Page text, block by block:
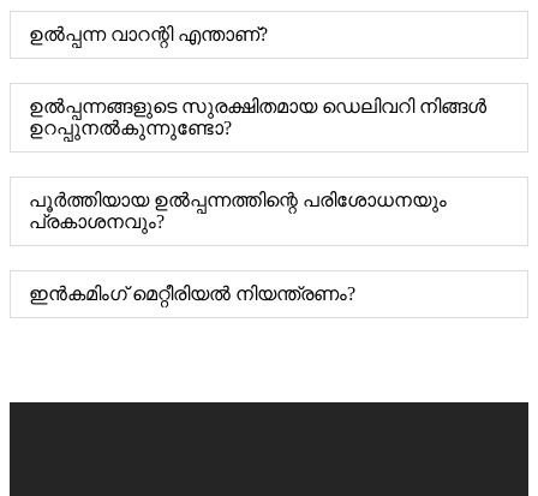
ഉൽപ്പന്ന വാറന്റി എന്താണ്?
ഉൽപ്പന്നങ്ങളുടെ സുരക്ഷിതമായ ഡെലിവറി നിങ്ങൾ
ഉറപ്പുനൽകുന്നുണ്ടോ?
പൂർത്തിയായ ഉൽപ്പന്നത്തിന്റെ പരിശോധനയും
പ്രകാശനവും?
ഇൻകമിംഗ് മെറ്റീരിയൽ നിയന്ത്രണം?